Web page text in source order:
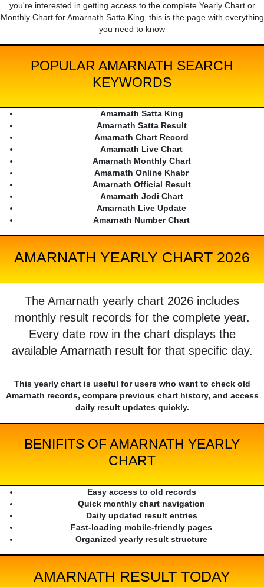
you're interested in getting access to the complete Yearly Chart or
Monthly Chart for Amarnath Satta King, this is the page with everything
you need to know
POPULAR AMARNATH SEARCH
KEYWORDS
Amarnath Satta King
Amarnath Satta Result
Amarnath Chart Record
Amarnath Live Chart
Amarnath Monthly Chart
Amarnath Online Khabr
Amarnath Official Result
Amarnath Jodi Chart
Amarnath Live Update
Amarnath Number Chart
AMARNATH YEARLY CHART 2026
The Amarnath yearly chart 2026 includes
monthly result records for the complete year.
Every date row in the chart displays the
available Amarnath result for that specific day.
This yearly chart is useful for users who want to check old
Amarnath records, compare previous chart history, and access
daily result updates quickly.
BENIFITS OF AMARNATH YEARLY
CHART
Easy access to old records
Quick monthly chart navigation
Daily updated result entries
Fast-loading mobile-friendly pages
Organized yearly result structure
AMARNATH RESULT TODAY